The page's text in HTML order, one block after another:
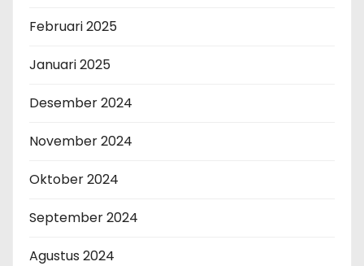
Februari 2025
Januari 2025
Desember 2024
November 2024
Oktober 2024
September 2024
Agustus 2024